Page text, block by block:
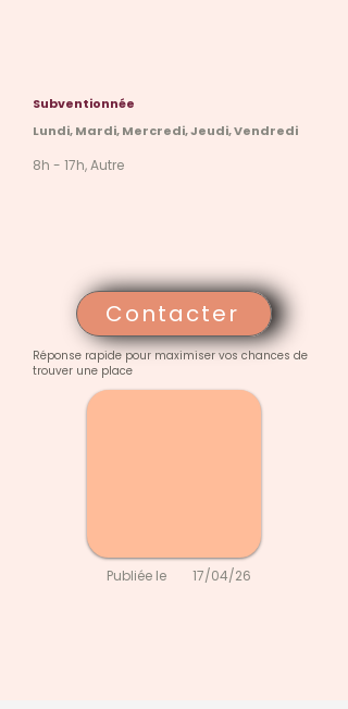
Subventionnée
Lundi, Mardi, Mercredi, Jeudi, Vendredi
8h - 17h, Autre
Contacter
Réponse rapide pour maximiser vos chances de
trouver une place
Publiée le 17/04/26